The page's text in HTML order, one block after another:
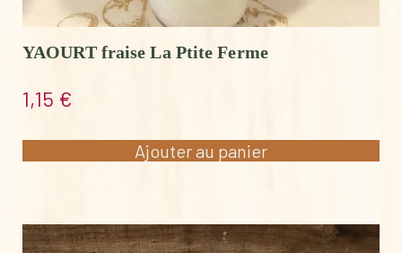
YAOURT fraise La Ptite Ferme
1,15 €
Ajouter au panier